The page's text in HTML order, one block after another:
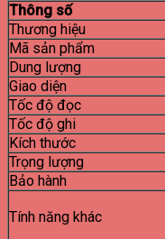
Thông số
Thương hiệu
Mã sản phẩm
Dung lượng
Giao diện
Tốc độ đọc
Tốc độ ghi
Kích thước
Trọng lượng
Bảo hành
Tính năng khác